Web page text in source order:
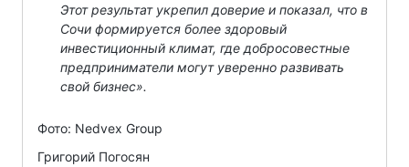
Этот результат укрепил доверие и показал, что в
Сочи формируется более здоровый
инвестиционный климат, где добросовестные
предприниматели могут уверенно развивать
свой бизнес».
Фото: Nedvex Group
Григорий Погосян